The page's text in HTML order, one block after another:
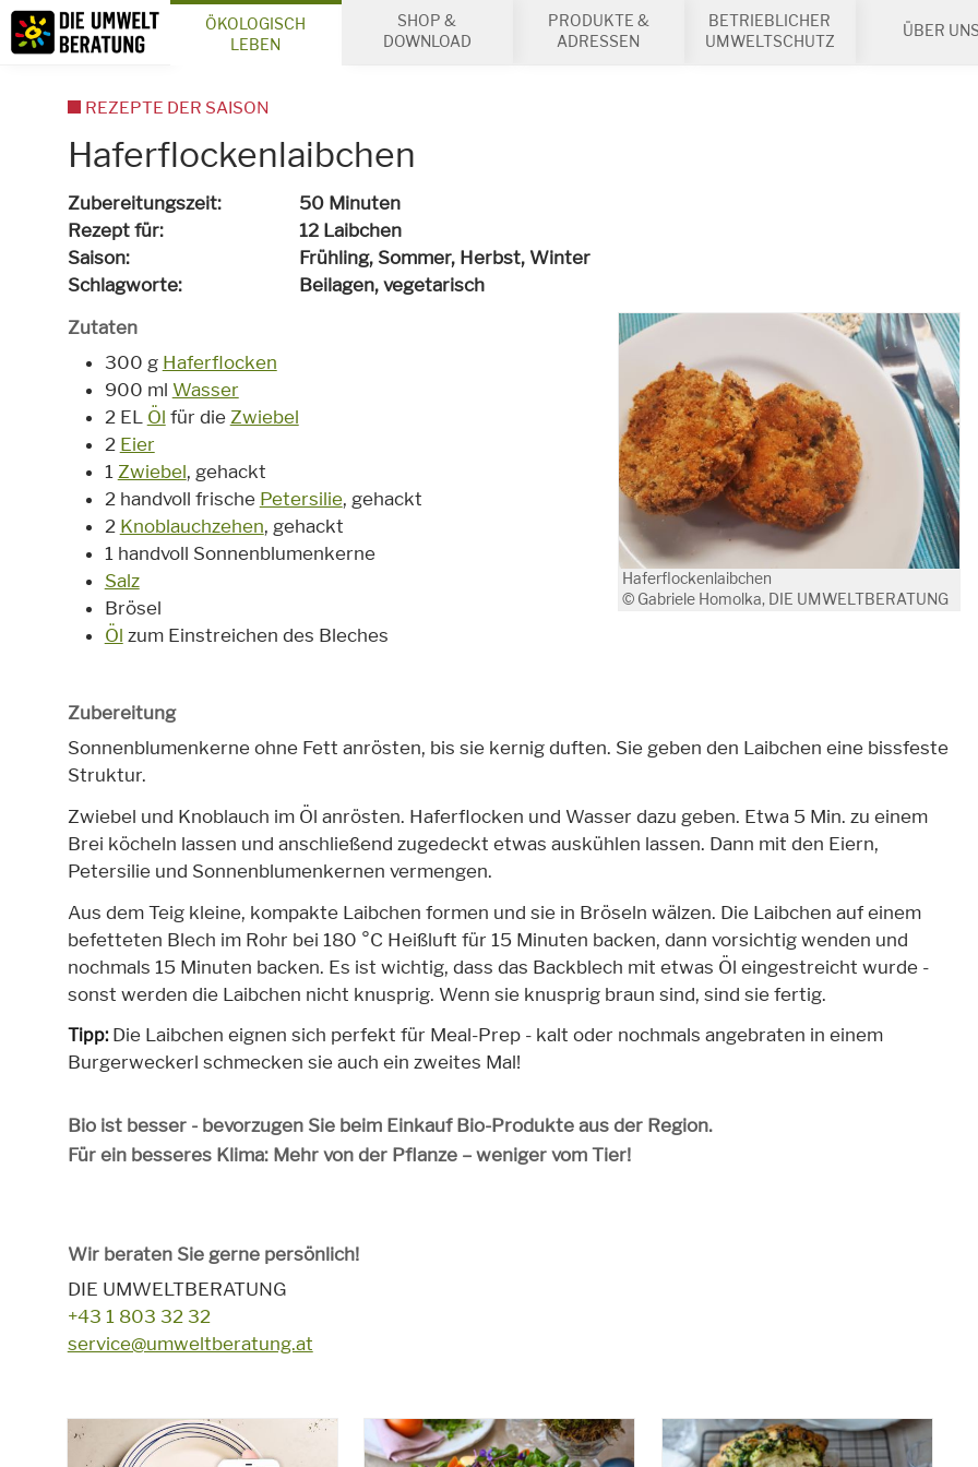
Inhalt
Suche
ÖKOLOGISCH
LEBEN
SHOP &
DOWNLOAD
PRODUKTE &
ADRESSEN
BETRIEBLICHER
UMWELTSCHUTZ
ÜBER
Haferflockenlaibchen
Zubereitungszeit
50 Minuten
Rezept für
12 Laibchen
Saison
Frühling, Sommer, Herbst, Winter
Schlagworte
Beilagen,vegetarisch
Haferflockenlaibchen
© Gabriele Homolka, DIE UMWELTBERATUNG
Zutaten
300 g Haferflocken
900 ml Wasser
2 EL Öl für die Zwiebel
2 Eier
1 Zwiebel, gehackt
2 handvoll frische Petersilie, gehackt
2 Knoblauchzehen, gehackt
1 handvoll Sonnenblumenkerne
Salz
Brösel
Öl zum Einstreichen des Bleches
Zubereitung
Sonnenblumenkerne ohne Fett anrösten, bis sie kernig duften. Sie geben den Laibchen eine bissfeste
Struktur.
Zwiebel und Knoblauch im Öl anrösten. Haferflocken und Wasser dazu geben. Etwa 5 Min. zu einem
Brei köcheln lassen und anschließend zugedeckt etwas auskühlen lassen. Dann mit den Eiern,
Petersilie und Sonnenblumenkernen vermengen.
Aus dem Teig kleine, kompakte Laibchen formen und sie in Bröseln wälzen. Die Laibchen auf einem
befetteten Blech im Rohr bei 180 °C Heißluft für 15 Minuten backen, dann vorsichtig wenden und
nochmals 15 Minuten backen. Es ist wichtig, dass das Backblech mit etwas Öl eingestreicht wurde -
sonst werden die Laibchen nicht knusprig. Wenn sie knusprig braun sind, sind sie fertig.
Tipp:Die Laibchen eignen sich perfekt für Meal-Prep - kalt oder nochmals angebraten in einem
Burgerweckerl schmecken sie auch ein zweites Mal!
Bio ist besser - bevorzugen Sie beim Einkauf Bio-Produkte aus der Region.
Für ein besseres Klima: Mehr von der Pflanze – weniger vom Tier!
Wir beraten Sie gerne persönlich!
DIE UMWELTBERATUNG
+43 1 803 32 32
service@umweltberatung.at
REZEPTE DER SAISON